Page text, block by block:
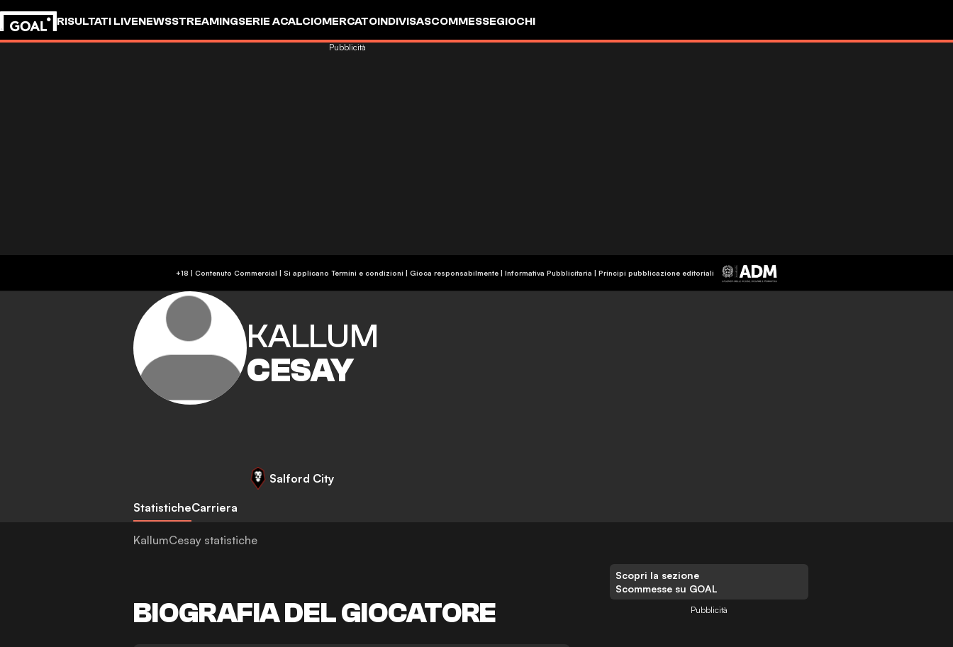
RISULTATI LIVENEWSSTREAMINGSERIE ACALCIOMERCATOINDIVISASCOMMESSEGIOCHI
+18 | Contenuto Commercial | Si applicano Termini e condizioni | Gioca responsabilmente| Informativa Pubblicitaria | Principi pubblicazione editoriali
Pubblicità
KALLUM
CESAY
Salford City
StatisticheCarriera
KallumCesay statistiche
BIOGRAFIA DEL GIOCATORE
Scopri la sezione
Scommesse su GOAL
Pubblicità